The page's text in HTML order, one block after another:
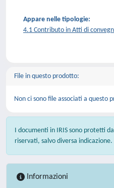
Appare nelle tipologie:
4.1 Contributo in Atti di
File in questo prodotto:
Non ci sono file associati a questo
I documenti in IRIS sono protetti
riservati, salvo diversa indicazione.
Informazioni